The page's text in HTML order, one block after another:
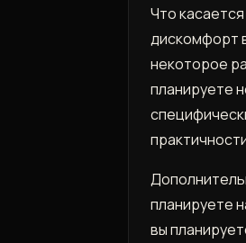
Что
дискомфорт
некоторое
планируете
планируете
вы